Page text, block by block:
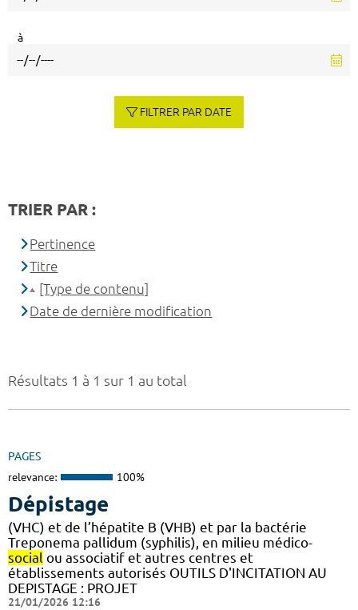
Résultats 1 à 1 sur 1 au total
PAGES
relevance: 100%
Dépistage
(VHC) et de l’hépatite B (VHB) et par la bactérie
Treponema pallidum (syphilis), en milieu médico-
social ou associatif et autres centres et
établissements autorisés OUTILS D'INCITATION AU
DEPISTAGE : PROJET
21/01/2026 12:16
à
FILTRER PAR DATE
TRIER PAR :
Pertinence
Titre
[Type de contenu]
Date de dernière modification